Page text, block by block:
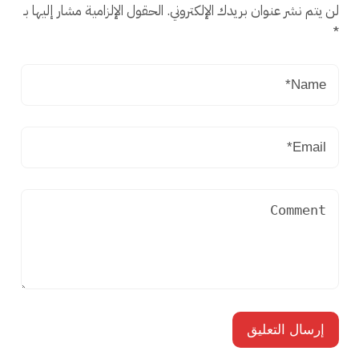
لن يتم نشر عنوان بريدك الإلكتروني. الحقول الإلزامية مشار إليها بـ
*